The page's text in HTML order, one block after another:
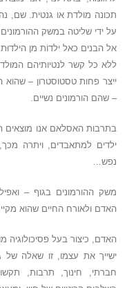
תכונה מולדת או גנטית. שם,
על ידי שליטה במשק
אל הבנים כאל ילדוֹת מן
ללא כל קשר לנטיותיהם
ייצר פחות טסטוסטרון – שהוא
– שהם הורמונים נשיים.
בתרבות האסלאם אנו מוצאים
ילדים למתאבדים, ויתרה
נפש…
משק ההורמונים בגוף –
האדם ולאורח החיים שהוא
האדם, כיצור בעל פסיכולוגיה
ישייך את עצמו, זו שאלה
חברתי, חינוך, תרבות,